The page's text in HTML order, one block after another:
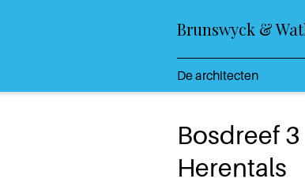
Brunswyck &
De architecten
Bosdreef 3
Herentals